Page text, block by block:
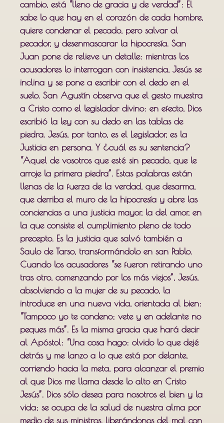
cambio, está “lleno de gracia y de verdad”: Él
sabe lo que hay en el corazón de cada hombre,
quiere condenar el pecado, pero salvar al
pecador, y desenmascarar la hipocresía. San
Juan pone de relieve un detalle: mientras los
acusadores lo interrogan con insistencia, Jesús se
inclina y se pone a escribir con el dedo en el
suelo. San Agustín observa que el gesto muestra
a Cristo como el legislador divino: en efecto, Dios
escribió la ley con su dedo en las tablas de
piedra. Jesús, por tanto, es el Legislador, es la
Justicia en persona. Y ¿cuál es su sentencia?
“Aquel de vosotros que esté sin pecado, que le
arroje la primera piedra”. Estas palabras están
llenas de la fuerza de la verdad, que desarma,
que derriba el muro de la hipocresía y abre las
conciencias a una justicia mayor, la del amor, en
la que consiste el cumplimiento pleno de todo
precepto. Es la justicia que salvó también a
Saulo de Tarso, transformándolo en san Pablo.
Cuando los acusadores “se fueron retirando uno
tras otro, comenzando por los más viejos”, Jesús,
absolviendo a la mujer de su pecado, la
introduce en una nueva vida, orientada al bien:
“Tampoco yo te condeno; vete y en adelante no
peques más”. Es la misma gracia que hará decir
al Apóstol: “Una cosa hago: olvido lo que dejé
detrás y me lanzo a lo que está por delante,
corriendo hacia la meta, para alcanzar el premio
al que Dios me llama desde lo alto en Cristo
Jesús”. Dios sólo desea para nosotros el bien y la
vida; se ocupa de la salud de nuestra alma por
medio de sus ministros, liberándonos del mal con